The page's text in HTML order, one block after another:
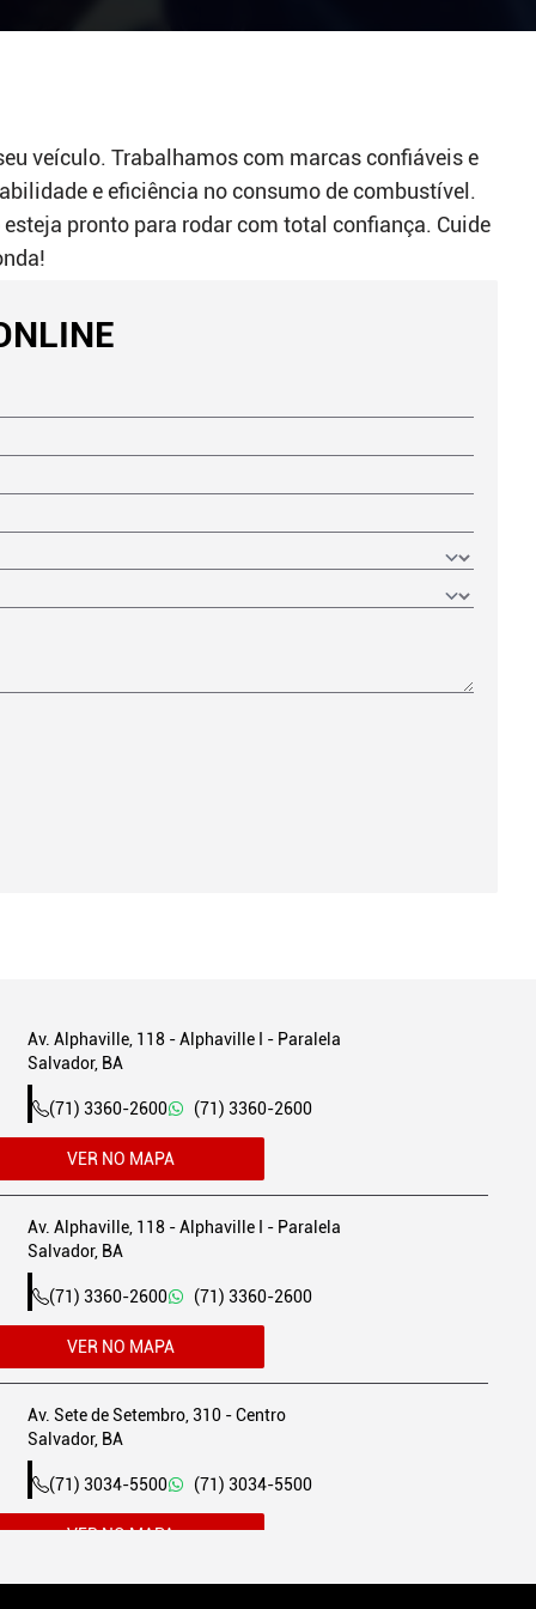
veículo. Trabalhamos com marcas confiáveis e
e eficiência no consumo de combustível.
pronto para rodar com total confiança. Cuide
Av. Alphaville, 118 - Alphaville I - Paralela
Salvador, BA
(71) 3360-2600 (71) 3360-2600
VER NO MAPA
Av. Alphaville, 118 - Alphaville I - Paralela
Salvador, BA
(71) 3360-2600 (71) 3360-2600
VER NO MAPA
Av. Sete de Setembro, 310 - Centro
Salvador, BA
(71) 3034-5500 (71) 3034-5500
VER NO MAPA